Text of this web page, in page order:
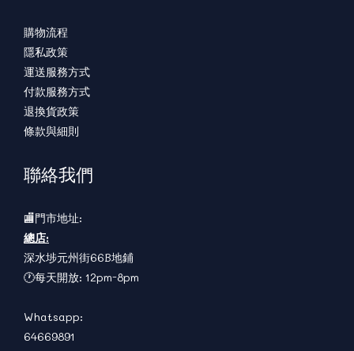
購物流程
隱私政策
運送服務方式
付款服務方式
退換貨政策
條款與細則
聯絡我們
🏬門市地址:
總店:
深水埗元州街66B地鋪
🕐每天開放: 12pm-8pm
Whatsapp:
64669891